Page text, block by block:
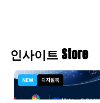
인사이트 Store
NEW 디지털북